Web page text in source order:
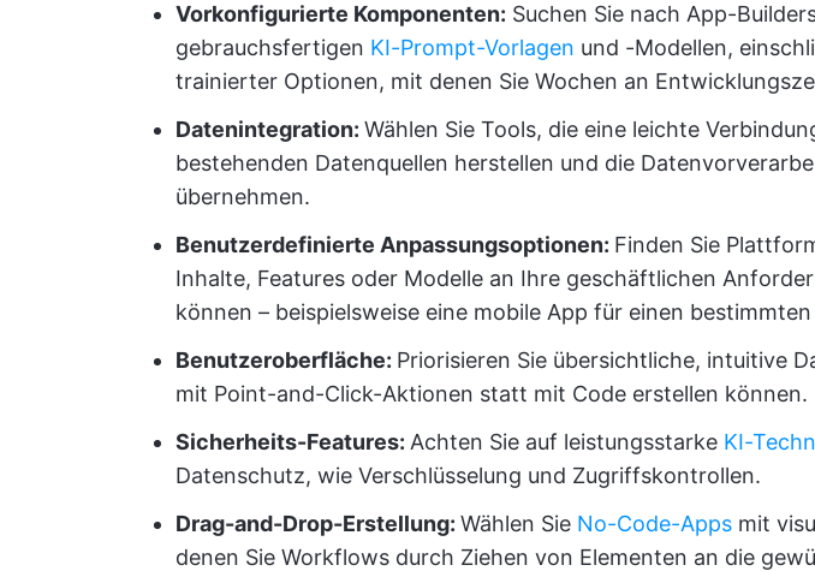
Vorkonfigurierte Komponenten: Suchen Sie nach App-
gebrauchsfertigen KI-Prompt-Vorlagen und -Modellen,
trainierter Optionen, mit denen Sie Wochen an
Datenintegration: Wählen Sie Tools, die eine leichte
bestehenden Datenquellen herstellen und die
übernehmen.
Benutzerdefinierte Anpassungsoptionen: Finden Sie
Inhalte, Features oder Modelle an Ihre geschäftlichen
können – beispielsweise eine mobile App für einen
Benutzeroberfläche: Priorisieren Sie übersichtliche, intuitive
mit Point-and-Click-Aktionen statt mit Code erstellen können.
Sicherheits-Features: Achten Sie auf leistungsstarke KI-
Datenschutz, wie Verschlüsselung und Zugriffskontrollen.
Drag-and-Drop-Erstellung: Wählen Sie No-Code-Apps mit
denen Sie Workflows durch Ziehen von Elementen an die